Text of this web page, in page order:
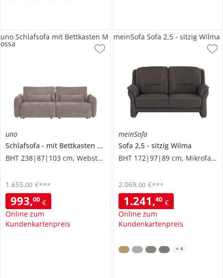
uno
Schlafsofa
mit Bettkasten
Mossa
BHT 238|87|103 cm, Webstoff
993,00 €
Online zum
Kundenkartenpreis
1.655,00 €***
uno Schlafsofa mit Bettkasten M
ossa
meinSofa
Sofa 2,5 - sitzig Wilma
BHT 172|97|89 cm, Mikrofaser
1.241,40 €
Online zum
Kundenkartenpreis
2.069,00 €***
meinSofa Sofa 2,5 - sitzig Wilma
+ 4